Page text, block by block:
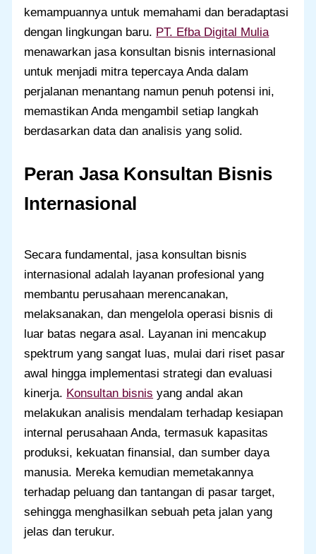
kemampuannya untuk memahami dan beradaptasi
dengan lingkungan baru. PT. Efba Digital Mulia
menawarkan jasa konsultan bisnis internasional
untuk menjadi mitra tepercaya Anda dalam
perjalanan menantang namun penuh potensi ini,
memastikan Anda mengambil setiap langkah
berdasarkan data dan analisis yang solid.
Peran Jasa Konsultan Bisnis
Internasional
Secara fundamental, jasa konsultan bisnis
internasional adalah layanan profesional yang
membantu perusahaan merencanakan,
melaksanakan, dan mengelola operasi bisnis di
luar batas negara asal. Layanan ini mencakup
spektrum yang sangat luas, mulai dari riset pasar
awal hingga implementasi strategi dan evaluasi
kinerja. Konsultan bisnis yang andal akan
melakukan analisis mendalam terhadap kesiapan
internal perusahaan Anda, termasuk kapasitas
produksi, kekuatan finansial, dan sumber daya
manusia. Mereka kemudian memetakannya
terhadap peluang dan tantangan di pasar target,
sehingga menghasilkan sebuah peta jalan yang
jelas dan terukur.